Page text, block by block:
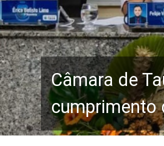
Câmara de
cumprimento